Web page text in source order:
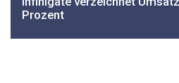
Prozent